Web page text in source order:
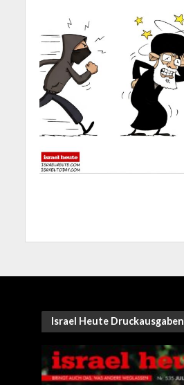
Israel Heute Druckausgaben